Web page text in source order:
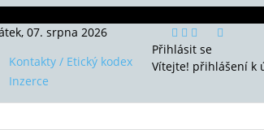
07. srpna 2026
Kontakty / Etický kodex
Inzerce
Přihlásit se
Vítejte! přihlášení k